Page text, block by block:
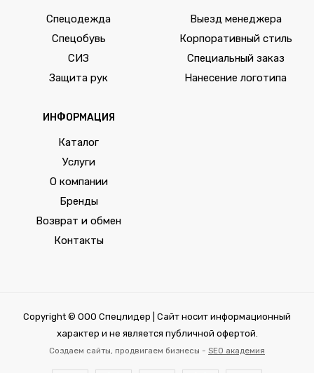
Спецодежда
Спецобувь
СИЗ
Защита рук
Выезд менеджера
Корпоративный стиль
Специальный заказ
Нанесение логотипа
ИНФОРМАЦИЯ
Каталог
Услуги
О компании
Бренды
Возврат и обмен
Контакты
Copyright © ООО Спецлидер | Сайт носит информационный
характер и не является публичной офертой.
Создаем сайты, продвигаем бизнесы - SEO академия